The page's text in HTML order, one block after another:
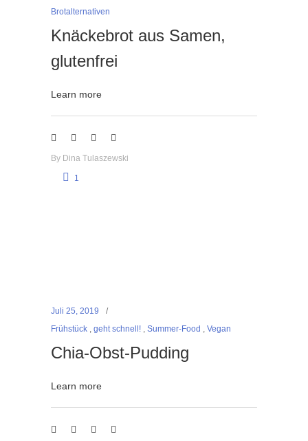
Brotalternativen
Knäckebrot aus Samen,
glutenfrei
Learn more
By Dina Tulaszewski
1
Juli 25, 2019
Frühstück , geht schnell! , Summer-Food , Vegan
Chia-Obst-Pudding
Learn more